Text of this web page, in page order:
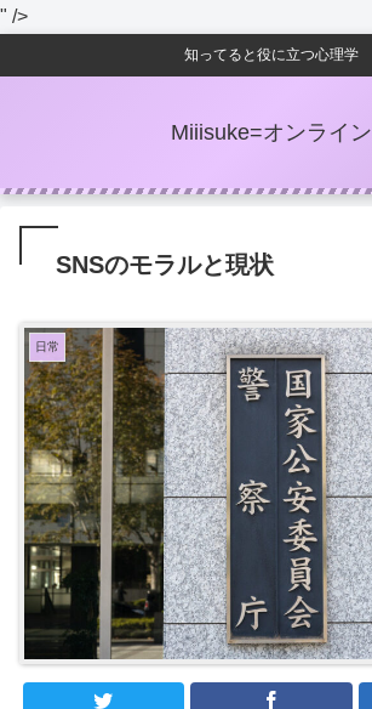
" />
知ってると役に立つ心理学
Miiisuke=オンライン
SNSのモラルと現状
日常